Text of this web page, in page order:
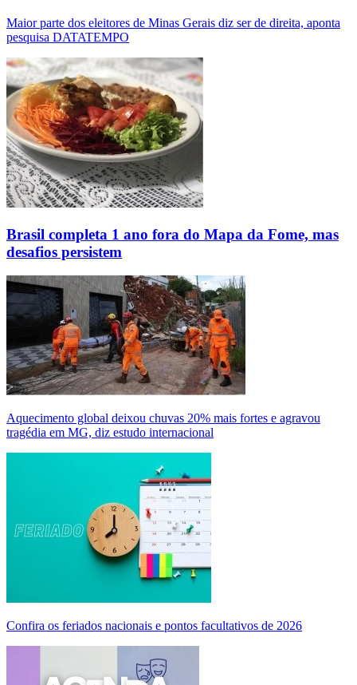
Maior parte dos eleitores de Minas Gerais diz ser de direita, aponta
pesquisa DATATEMPO
Brasil completa 1 ano fora do Mapa da Fome, mas
desafios persistem
Aquecimento global deixou chuvas 20% mais fortes e agravou
tragédia em MG, diz estudo internacional
Confira os feriados nacionais e pontos facultativos de 2026